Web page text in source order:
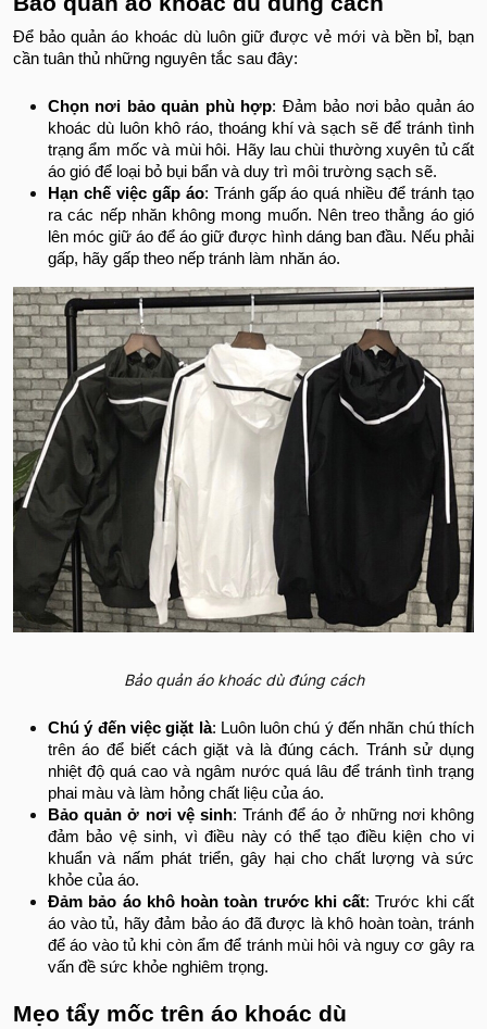
Để bảo quản áo khoác dù luôn giữ được vẻ mới và bền bỉ, bạn
cần tuân thủ những nguyên tắc sau đây:
Chọn nơi bảo quản phù hợp: Đảm bảo nơi bảo quản áo
khoác dù luôn khô ráo, thoáng khí và sạch sẽ để tránh tình
trạng ẩm mốc và mùi hôi. Hãy lau chùi thường xuyên tủ cất
áo gió để loại bỏ bụi bẩn và duy trì môi trường sạch sẽ.
Hạn chế việc gấp áo: Tránh gấp áo quá nhiều để tránh tạo
ra các nếp nhăn không mong muốn. Nên treo thẳng áo gió
lên móc giữ áo để áo giữ được hình dáng ban đầu. Nếu phải
gấp, hãy gấp theo nếp tránh làm nhăn áo.
Bảo quản áo khoác dù đúng cách
Chú ý đến việc giặt là: Luôn luôn chú ý đến nhãn chú thích
trên áo để biết cách giặt và là đúng cách. Tránh sử dụng
nhiệt độ quá cao và ngâm nước quá lâu để tránh tình trạng
phai màu và làm hỏng chất liệu của áo.
Bảo quản ở nơi vệ sinh: Tránh để áo ở những nơi không
đảm bảo vệ sinh, vì điều này có thể tạo điều kiện cho vi
khuẩn và nấm phát triển, gây hại cho chất lượng và sức
khỏe của áo.
Đảm bảo áo khô hoàn toàn trước khi cất: Trước khi cất
áo vào tủ, hãy đảm bảo áo đã được là khô hoàn toàn, tránh
để áo vào tủ khi còn ẩm để tránh mùi hôi và nguy cơ gây ra
vấn đề sức khỏe nghiêm trọng.
Mẹo tẩy mốc trên áo khoác dù